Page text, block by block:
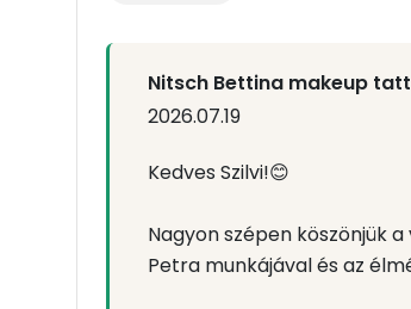
Nitsch Bettina makeup
2026.07.19
Kedves Szilvi!😊
Nagyon szépen köszönjük
Petra munkájával és az